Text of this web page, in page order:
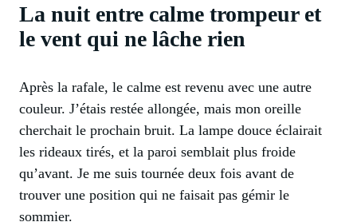
La nuit entre calme trompeur et
le vent qui ne lâche rien
Après la rafale, le calme est revenu avec une autre
couleur. J’étais restée allongée, mais mon oreille
cherchait le prochain bruit. La lampe douce éclairait
les rideaux tirés, et la paroi semblait plus froide
qu’avant. Je me suis tournée deux fois avant de
trouver une position qui ne faisait pas gémir le
sommier.